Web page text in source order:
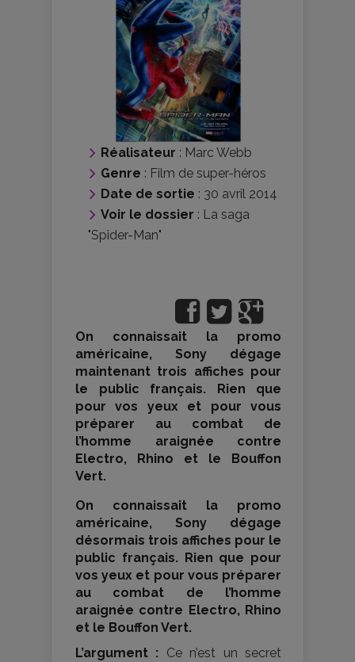
Réalisateur : Marc Webb
Genre : Film de super-héros
Date de sortie : 30 avril 2014
Voir le dossier : La saga
"Spider-Man"
On connaissait la promo
américaine, Sony dégage
maintenant trois affiches pour
le public français. Rien que
pour vos yeux et pour vous
préparer au combat de
l’homme araignée contre
Electro, Rhino et le Bouffon
Vert.
On connaissait la promo
américaine, Sony dégage
désormais trois affiches pour le
public français. Rien que pour
vos yeux et pour vous préparer
au combat de l’homme
araignée contre Electro, Rhino
et le Bouffon Vert.
L’argument : Ce n’est un secret